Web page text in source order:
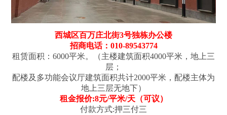
西城区百万庄北街3号独栋办公楼
招商电话：010-89543774
租赁面积：6000平米。（主楼建筑面积4000平米，地上三
层；
配楼及多功能会议厅建筑面积共计2000平米，配楼主体为
地上三层无地下）
租金报价:8元/平米/天（可议）
付款方式:押三付三